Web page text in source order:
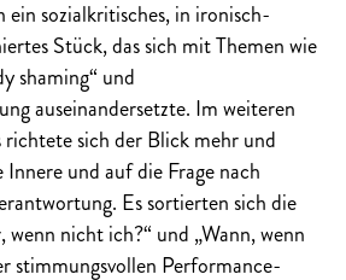
sozialkritisches, in ironisch-
Stück, das sich mit Themen wie
shaming“ und
auseinandersetzte. Im weiteren
sich der Blick mehr und
Innere und auf die Frage nach
Es sortierten sich die
wenn nicht ich?“ und „Wann, wenn
stimmungsvollen Performance-